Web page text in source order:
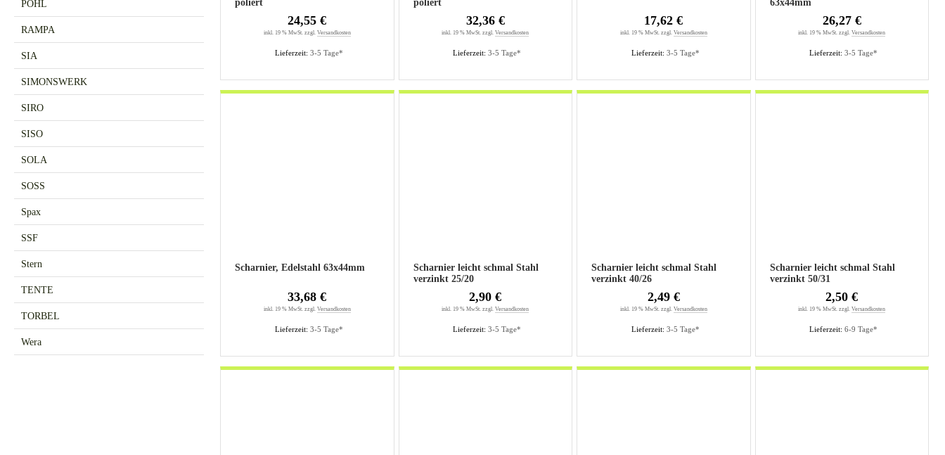
POHL
RAMPA
SIA
SIMONSWERK
SIRO
SISO
SOLA
SOSS
Spax
SSF
Stern
TENTE
TORBEL
Wera
poliert
Lieferzeit: 3-5 Tage*
24,55 €
inkl. 19 % MwSt. zzgl. Versandkosten
poliert
Lieferzeit:3-5 Tage*
32,36 €
inkl. 19 % MwSt. zzgl.Versandkosten
Lieferzeit: 3-5 Tage*
17,62 €
inkl. 19 % MwSt. zzgl. Versandkosten
63x44mm
Lieferzeit:3-5 Tage*
26,27 €
inkl. 19 % MwSt. zzgl.Versandkosten
Scharnier, Edelstahl 63x44mm
Lieferzeit: 3-5 Tage*
33,68 €
inkl. 19 % MwSt. zzgl. Versandkosten
Scharnier leicht schmal Stahl
verzinkt 25/20
Lieferzeit:3-5 Tage*
2,90 €
inkl. 19 % MwSt. zzgl.Versandkosten
Scharnier leicht schmal Stahl
verzinkt 40/26
Lieferzeit: 3-5 Tage*
2,49 €
inkl. 19 % MwSt. zzgl. Versandkosten
Scharnier leicht schmal Stahl
verzinkt 50/31
Lieferzeit:6-9 Tage*
2,50 €
inkl. 19 % MwSt. zzgl.Versandkosten